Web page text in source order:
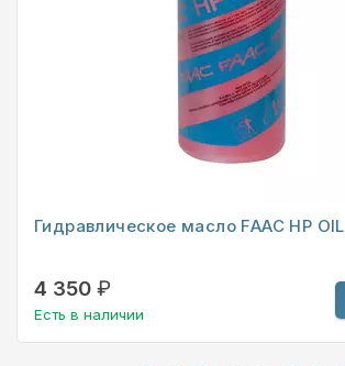
Гидравлическое масло FAAC HP OIL
4 350 ₽
Есть в наличии